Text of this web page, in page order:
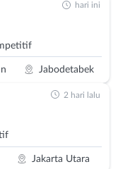
Jabodetabek
hari ini
Jakarta Utara
2 hari lalu